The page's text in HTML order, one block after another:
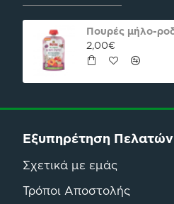
2,00€
Εξυπηρέτηση Πελατών
Σχετικά με εμάς
Τρόποι Αποστολής